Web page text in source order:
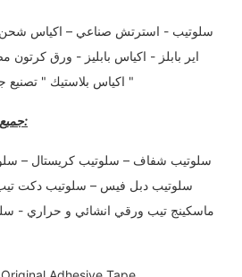
سلوتيب - استرتش صناعي – اكياس
اير بابلز - اكياس بابليز - ورق
اكياس بلاستيك " تصنيع جميع مقسات الكرتون المضلع "
جميع انواع البكر اللاصق السلوتيب:
سلوتيب شفاف – سلوتيب كريستال –
سلوتيب دبل فيس – سلوتيب دكت
ماسكينج تيب ورقي انشائي و حراري -